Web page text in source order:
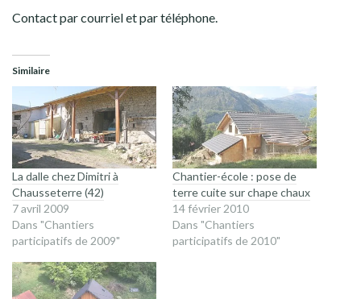
Contact par courriel et par téléphone.
Similaire
La dalle chez Dimitri à
Chausseterre (42)
7 avril 2009
Dans "Chantiers
participatifs de 2009"
Chantier-école : pose de
terre cuite sur chape chaux
14 février 2010
Dans "Chantiers
participatifs de 2010"